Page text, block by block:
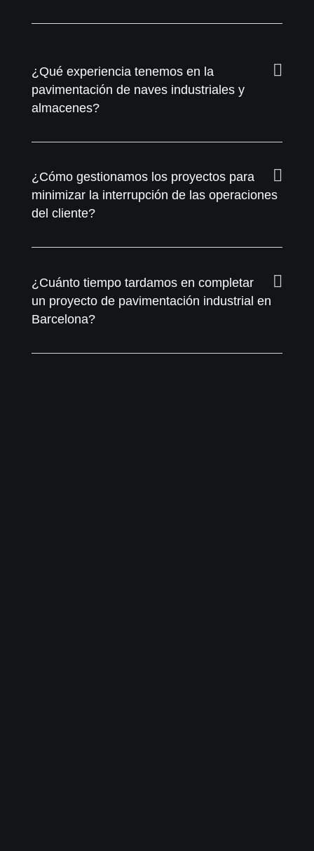
¿Qué experiencia tenemos en la
pavimentación de naves industriales y
almacenes?
¿Cómo gestionamos los proyectos para
minimizar la interrupción de las operaciones
del cliente?
¿Cuánto tiempo tardamos en completar
un proyecto de pavimentación industrial en
Barcelona?